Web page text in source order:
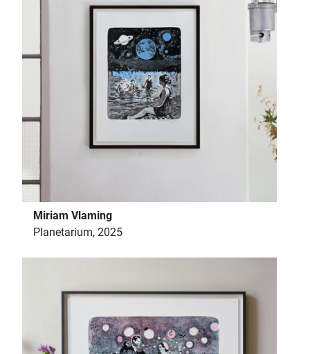
Miriam Vlaming
Planetarium, 2025